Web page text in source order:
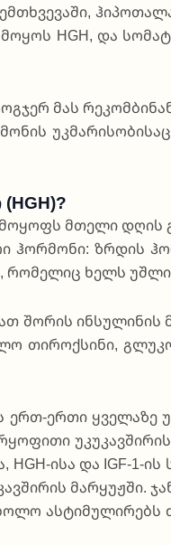
HGH, და
მას
მთე­ლი დღის
ზრდის
რო­მე­ლიც ხელს
ინ­სუ­ლი­ნის
თი­როქ­სი­ნი,
ერთ-ერ­თი
ისა და IGF-1-
მარ­ყუჟ­ში.
ას­ტი­მუ­ლი­რებს